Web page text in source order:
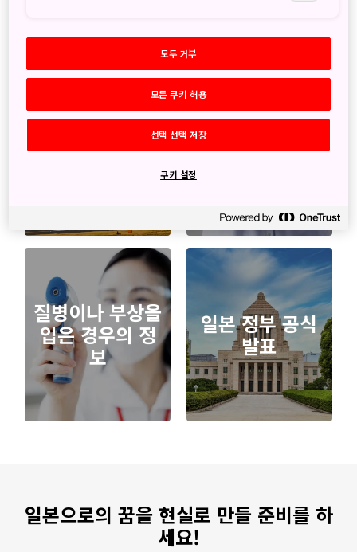
여행자를 위해 FAQ
질병이나 부상을
입은 경우의 정
보
일본 정부 공식
발표
일본으로의 꿈을 현실로 만들 준비를 하
세요!
모두 거부
모든 쿠키 허용
선택 선택 저장
쿠키 설정